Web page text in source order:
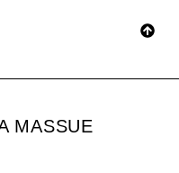
MASSUE